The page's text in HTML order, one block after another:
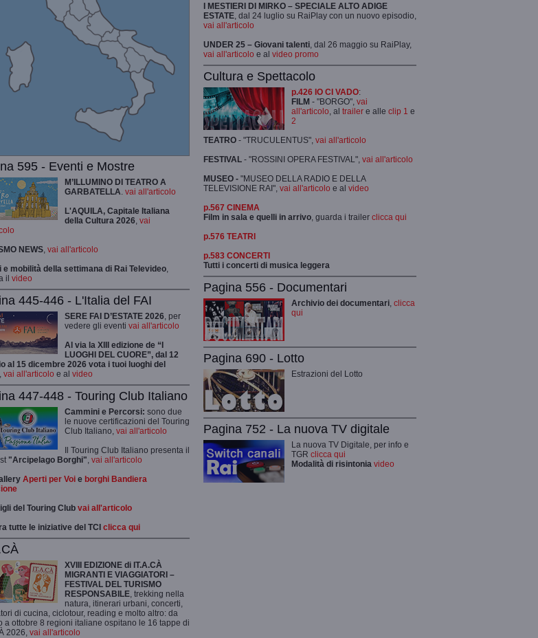
595 - Eventi e Mostre
M’ILLUMINO DI TEATRO A
GARBATELLA. vai all'articolo
L'AQUILA, Capitale Italiana
della Cultura 2026, vai
NEWS, vai all'articolo
e mobilità della settimana di Rai Televideo,
il video
445-446 - L'Italia del FAI
SERE FAI D’ESTATE 2026, per
vedere gli eventi vai all'articolo
Al via la XIII edizione de “I
LUOGHI DEL CUORE”, dal 12
al 15 dicembre 2026 vota i tuoi luoghi del
, vai all'articolo e al video
447-448 - Touring Club Italiano
Cammini e Percorsi: sono due
le nuove certificazioni del Touring
Club Italiano, vai all'articolo
Il Touring Club Italiano presenta il
"Arcipelago Borghi", vai all'articolo
Aperti per Voi e borghi Bandiera
del Touring Club vai all'articolo
tutte le iniziative del TCI clicca qui
XVIII EDIZIONE di IT.A.CÀ
MIGRANTI E VIAGGIATORI –
FESTIVAL DEL TURISMO
RESPONSABILE, trekking nella
natura, itinerari urbani, concerti,
di cucina, ciclotour, reading e molto altro: da
a ottobre 8 regioni italiane ospitano le 16 tappe di
2026, vai all'articolo
I MESTIERI DI MIRKO – SPECIALE ALTO ADIGE
ESTATE , dal 24 luglio su RaiPlay con un nuovo episodio,
vai all'articolo
UNDER 25 – Giovani talenti , dal 26 maggio su RaiPlay,
vai all'articolo e al video promo
Cultura e Spettacolo
p.426 IO CI VADO:
FILM - "BORGO", vai
all'articolo , al trailer e alle clip 1 e
2
TEATRO - "TRUCULENTUS", vai all'articolo
FESTIVAL - "ROSSINI OPERA FESTIVAL", vai all'articolo
MUSEO - "MUSEO DELLA RADIO E DELLA
TELEVISIONE RAI", vai all'articolo e al video
p.567 CINEMA
Film in sala e quelli in arrivo , guarda i trailer clicca qui
p.576 TEATRI
p.583 CONCERTI
Tutti i concerti di musica leggera
Pagina 556 - Documentari
Archivio dei documentari clicca
qui
Pagina 690 - Lotto
Estrazioni del Lotto
Pagina 752 - La nuova TV digitale
La nuova TV Digitale, per info e
TGR clicca qui
Modalità di risintonia video